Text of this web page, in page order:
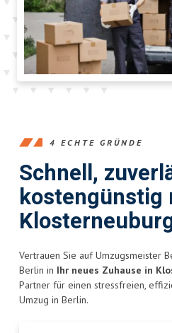
4 ECHTE GRÜNDE
Schnell,
kostengünstig
Vertrauen Sie auf Umzugsmeister
Berlin in Ihr neues Zuhause in
Partner für einen stressfreien,
Umzug in Berlin.